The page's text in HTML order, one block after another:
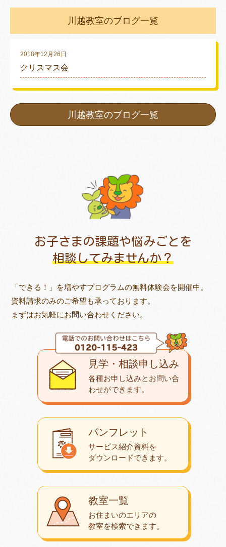
川越教室のブログ一覧
2018年12月26日
クリスマス会
川越教室のブログ一覧
お子さまの課題や悩みごとを
相談してみませんか？
「できる！」を増やすプログラムの無料体験会を開催中。
資料請求のみのご希望も承っております。
まずはお気軽にお問い合わせください。
教室一覧
お住まいのエリアの
教室を検索できます。
パンフレット
サービス紹介資料を
ダウンロードできます。
見学・相談申し込み
各種お申し込みとお問い合
わせができます。